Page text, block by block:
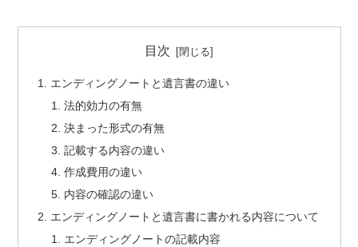
目次
エンディングノートと遺言書の違い
法的効力の有無
決まった形式の有無
記載する内容の違い
作成費用の違い
内容の確認の違い
エンディングノートと遺言書に書かれる内容について
エンディングノートの記載内容